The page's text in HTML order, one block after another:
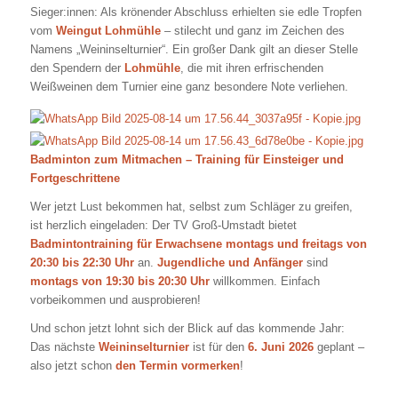
Sieger:innen: Als krönender Abschluss erhielten sie edle Tropfen
vom Weingut Lohmühle– stilecht und ganz im Zeichen des
Namens „Weininselturnier“. Ein großer Dank gilt an dieser Stelle
den Spendern der Lohmühle, die mit ihren erfrischenden
Weißweinen dem Turnier eine ganz besondere Note verliehen.
Badminton zum Mitmachen – Training für Einsteiger und
Fortgeschrittene
Wer jetzt Lust bekommen hat, selbst zum Schläger zu greifen,
ist herzlich eingeladen: Der TV Groß-Umstadt bietet
Badmintontraining für Erwachsene montags und freitags von
20:30 bis 22:30 Uhran. Jugendliche und Anfängersind
montags von 19:30 bis 20:30 Uhrwillkommen. Einfach
vorbeikommen und ausprobieren!
Und schon jetzt lohnt sich der Blick auf das kommende Jahr:
Das nächste Weininselturnierist für den 6. Juni 2026geplant –
also jetzt schon den Termin vormerken!